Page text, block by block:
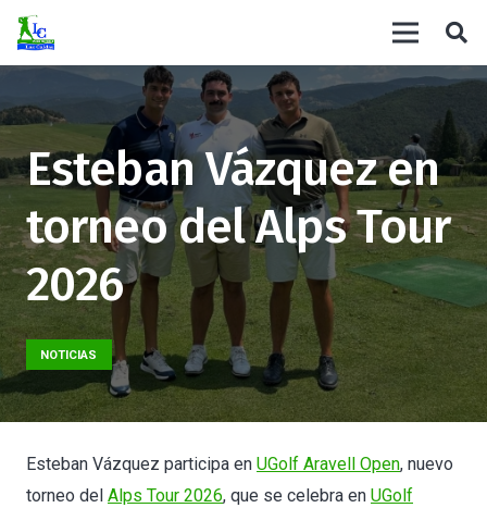
Esteban Vázquez en
torneo del Alps Tour
2026
NOTICIAS
Esteban Vázquez participa en UGolf Aravell Open, nuevo
torneo del Alps Tour 2026, que se celebra en UGolf